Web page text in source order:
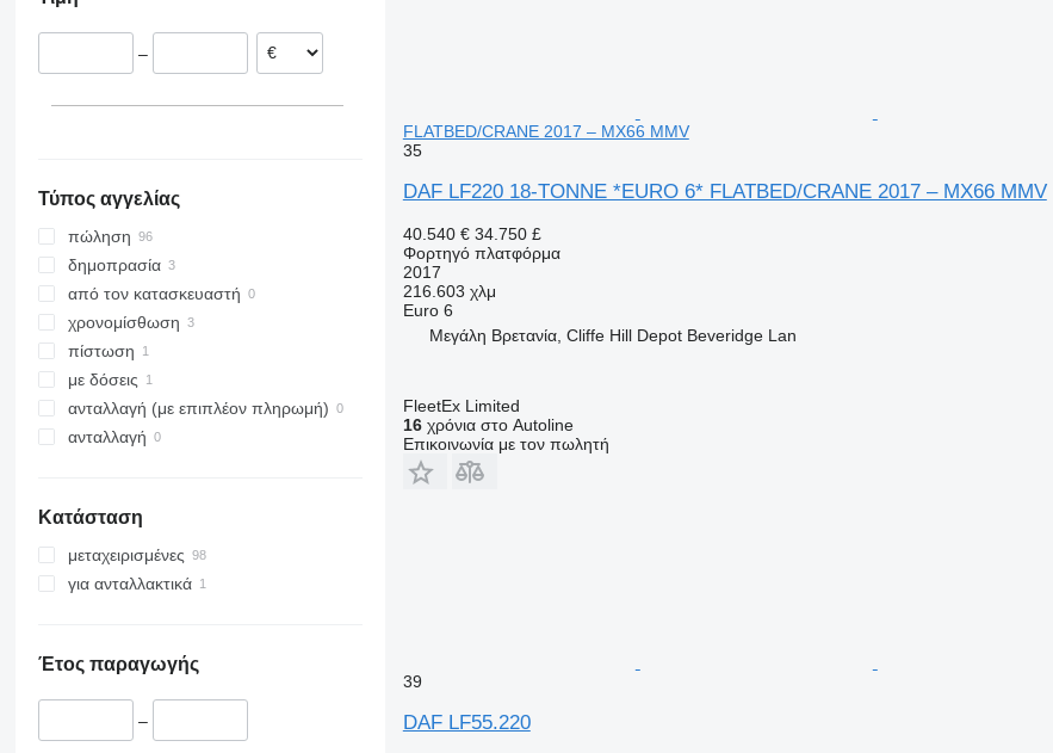
Ισπανία
Ουγγαρία
–
Τύπος αγγελίας
πώληση
δημοπρασία
από τον κατασκευαστή
χρονομίσθωση
πίστωση
με δόσεις
ανταλλαγή (με επιπλέον πληρωμή)
ανταλλαγή
Κατάσταση
μεταχειρισμένες
για ανταλλακτικά
Έτος παραγωγής
–
FLATBED/CRANE 2017 – MX66 MMV
35
DAF LF220 18-TONNE *EURO 6* FLATBED/CRANE 2017 – MX66 MMV
40.540 € 34.750 £
Φορτηγό πλατφόρμα
2017
216.603 χλμ
Euro 6
Μεγάλη Βρετανία, Cliffe Hill Depot Beveridge Lan
FleetEx Limited
16χρόνια στο Autoline
Επικοινωνία με τον πωλητή
39
DAF LF55.220